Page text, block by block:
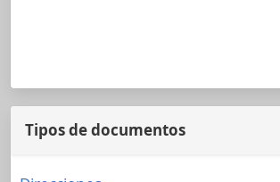
Tipos de documentos